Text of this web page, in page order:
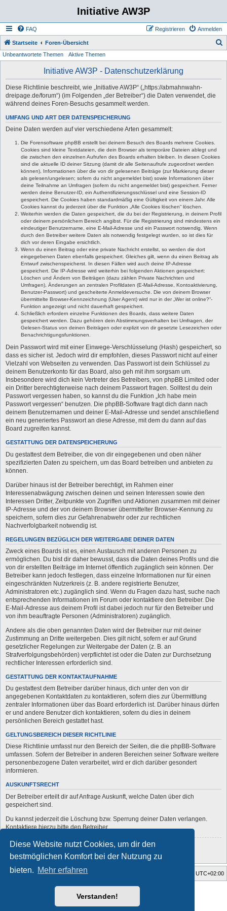
Diese Website nutzt Cookies, um dir den
bestmöglichen Komfort bei der Nutzung zu
bieten. Mehr erfahren
Verstanden!
Initiative AW3P
FAQ Anmelden
Registrieren
Startseite Foren-Übersicht
Unbeantwortete Themen Aktive Themen
Initiative AW3P - Datenschutzerklärung
Diese Richtlinie beschreibt, wie „Initiative AW3P“ („https://abmahnwahn-
dreipage.de/forum“) (im Folgenden „der Betreiber“) die Daten verwendet, die
während deines Foren-Besuchs gesammelt werden.
UMFANG UND ART DER DATENSPEICHERUNG
Deine Daten werden auf vier verschiedene Arten gesammelt:
Die Forensoftware phpBB erstellt bei deinem Besuch des Boards mehrere Cookies.
Cookies sind kleine Textdateien, die dein Browser als temporäre Dateien ablegt und
die zwischen den einzelnen Aufrufen des Boards erhalten bleiben. In diesen Cookies
sind die aktuelle ID deiner Sitzung (damit dir alle Seitenaufrufe zugeordnet werden
können), Informationen über die von dir gelesenen Beiträge (zur Markierung dieser
als gelesen/ungelesen; sofern du nicht angemeldet bist) sowie Informationen über
deine Teilnahme an Umfragen (sofern du nicht angemeldet bist) gespeichert. Ferner
werden deine Benutzer-ID, ein Authentifizierungsschlüssel und eine Session-ID
gespeichert. Die Cookies haben standardmäßig eine Gültigkeit von einem Jahr. Alle
Cookies kannst du jederzeit über die Funktion „Alle Cookies löschen“ löschen.
Weiterhin werden die Daten gespeichert, die du bei der Registrierung, in deinem Profil
oder deinem persönlichem Bereich angibst. Für die Registrierung sind mindestens ein
eindeutiger Benutzername, eine E-Mail-Adresse und ein Passwort notwendig. Wenn
durch den Betreiber weitere Daten als notwendig festgelegt wurden, so ist dies für
dich vor deren Eingabe ersichtlich.
Wenn du einen Beitrag oder eine private Nachricht erstellst, so werden die dort
eingegebenen Daten ebenfalls gespeichert. Gleiches gilt, wenn du einen Beitrag als
Entwurf zwischenspeicherst. In diesen Fällen wird auch deine IP-Adresse
gespeichert. Die IP-Adresse wird weiterhin bei folgenden Aktionen gespeichert:
Löschen und Ändern von Beiträgen (dazu zählen Private Nachrichten und
Umfragen), Änderungen an zentralen Profildaten (E-Mail-Adresse, Kontoaktivierung,
Benutzer-Passwort) und gescheiterte Anmeldeversuche. Die von deinem Browser
übermittelte Browser-Kennzeichnung (User Agent) wird nur in der „Wer ist online?“-
Funktion angezeigt und nicht dauerhaft gespeichert.
Schließlich erfordern einzelne Funktionen des Boards, dass weitere Daten
gespeichert werden. Dazu gehören dein Abstimmungsverhalten bei Umfragen, der
Gelesen-Status von deinen Beiträgen oder explizit von dir gesetzte Lesezeichen oder
Benachrichtigungsfunktionen.
Dein Passwort wird mit einer Einwege-Verschlüsselung (Hash) gespeichert, so
dass es sicher ist. Jedoch wird dir empfohlen, dieses Passwort nicht auf einer
Vielzahl von Webseiten zu verwenden. Das Passwort ist dein Schlüssel zu
deinem Benutzerkonto für das Board, also geh mit ihm sorgsam um.
Insbesondere wird dich kein Vertreter des Betreibers, von phpBB Limited oder
ein Dritter berechtigterweise nach deinem Passwort fragen. Solltest du dein
Passwort vergessen haben, so kannst du die Funktion „Ich habe mein
Passwort vergessen“ benutzen. Die phpBB-Software fragt dich dann nach
deinem Benutzernamen und deiner E-Mail-Adresse und sendet anschließend
ein neu generiertes Passwort an diese Adresse, mit dem du dann auf das
Board zugreifen kannst.
GESTATTUNG DER DATENSPEICHERUNG
Du gestattest dem Betreiber, die von dir eingegebenen und oben näher
spezifizierten Daten zu speichern, um das Board betreiben und anbieten zu
können.
Darüber hinaus ist der Betreiber berechtigt, im Rahmen einer
Interessenabwägung zwischen deinen und seinen Interessen sowie den
Interessen Dritter, Zeitpunkte von Zugriffen und Aktionen zusammen mit deiner
IP-Adresse und der von deinem Browser übermittelter Browser-Kennung zu
speichern, sofern dies zur Gefahrenabwehr oder zur rechtlichen
Nachverfolgbarkeit notwendig ist.
REGELUNGEN BEZÜGLICH DER WEITERGABE DEINER DATEN
Zweck eines Boards ist es, einen Austausch mit anderen Personen zu
ermöglichen. Du bist dir daher bewusst, dass die Daten deines Profils und die
von dir erstellten Beiträge im Internet öffentlich zugänglich sein können. Der
Betreiber kann jedoch festlegen, dass einzelne Informationen nur für einen
eingeschränkten Nutzerkreis (z. B. andere registrierte Benutzer,
Administratoren etc.) zugänglich sind. Wenn du Fragen dazu hast, suche nach
entsprechenden Informationen im Forum oder kontaktiere den Betreiber. Die
E-Mail-Adresse aus deinem Profil ist dabei jedoch nur für den Betreiber und
von ihm beauftragte Personen (Administratoren) zugänglich.
Andere als die oben genannten Daten wird der Betreiber nur mit deiner
Zustimmung an Dritte weitergeben. Dies gilt nicht, sofern er auf Grund
gesetzlicher Regelungen zur Weitergabe der Daten (z. B. an
Strafverfolgungsbehörden) verpflichtet ist oder die Daten zur Durchsetzung
rechtlicher Interessen erforderlich sind.
GESTATTUNG DER KONTAKTAUFNAHME
Du gestattest dem Betreiber darüber hinaus, dich unter den von dir
angegebenen Kontaktdaten zu kontaktieren, sofern dies zur Übermittlung
zentraler Informationen über das Board erforderlich ist. Darüber hinaus dürfen
er und andere Benutzer dich kontaktieren, sofern du dies in deinem
persönlichen Bereich gestattet hast.
GELTUNGSBEREICH DIESER RICHTLINIE
Diese Richtlinie umfasst nur den Bereich der Seiten, die die phpBB-Software
umfassen. Sofern der Betreiber in anderen Bereichen seiner Software weitere
personenbezogene Daten verarbeitet, wird er dich darüber gesondert
informieren.
AUSKUNFTSRECHT
Der Betreiber erteilt dir auf Anfrage Auskunft, welche Daten über dich
gespeichert sind.
Du kannst jederzeit die Löschung bzw. Sperrung deiner Daten verlangen.
Kontaktiere hierzu bitte den Betreiber.
Zurück zur vorherigen Seite
Startseite Foren-Übersicht UTC+02:00
forum
Powered byphpBB® Forum Software © phpBB Limited
phpBB.de